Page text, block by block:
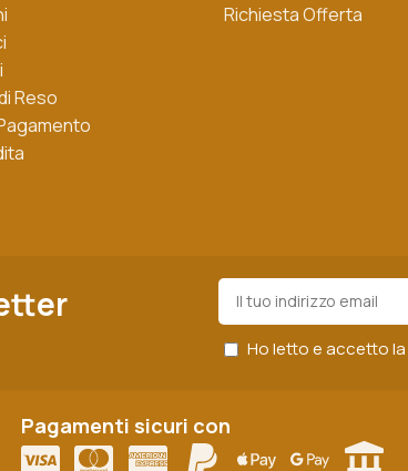
Reso
Richiesta Offerta
Ho letto e accetto la
Pagamenti sicuri con